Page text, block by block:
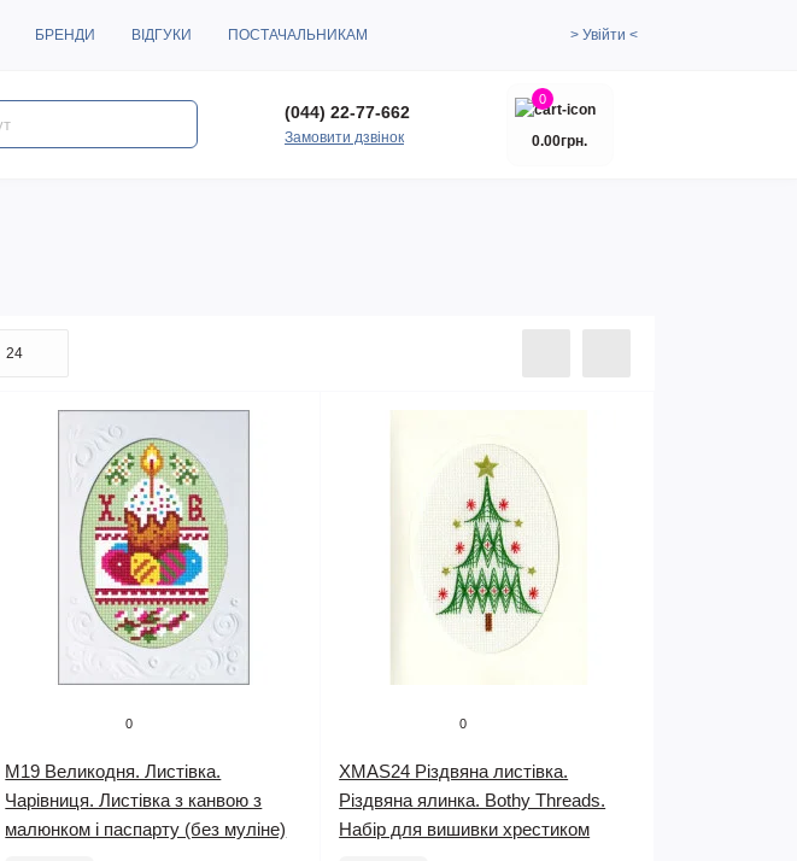
БРЕНДИ ВІДГУКИ ПОСТАЧАЛЬНИКАМ > Увійти <
(044) 22-77-662
Замовити дзвінок
0
0.00грн.
0
M19 Великодня. Листівка.
Чарівниця. Листівка з канвою з
малюнком і паспарту (без муліне)
0
XMAS24 Різдвяна листівка.
Різдвяна ялинка. Bothy Threads.
Набір для вишивки хрестиком